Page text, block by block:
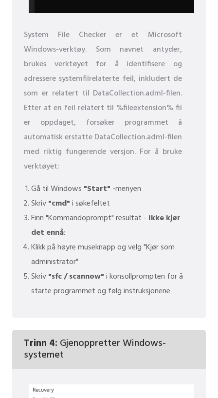
System File Checker er et Microsoft
Windows-verktøy. Som navnet antyder,
brukes verktøyet for å identifisere og
adressere systemfilrelaterte feil, inkludert de
som er relatert til DataCollection.adml-filen.
Etter at en feil relatert til %fileextension% fil
er oppdaget, forsøker programmet å
automatisk erstatte DataCollection.adml-filen
med riktig fungerende versjon. For å bruke
verktøyet:
Gå til Windows "Start" -menyen
Skriv"cmd"i søkefeltet
Finn "Kommandoprompt" resultat - Ikke kjør
det ennå:
Klikk på høyre museknapp og velg "Kjør som
administrator"
Skriv"sfc / scannow"i konsollprompten for å
starte programmet og følg instruksjonene
Trinn 4: Gjenoppretter Windows-
systemet